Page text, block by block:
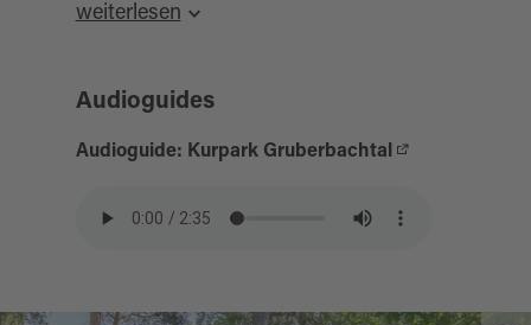
Meditationsbereich, Kinderseilbahn, Rutsche,
weiterlesen
Audioguides
Audioguide: Kurpark Gruberbachtal